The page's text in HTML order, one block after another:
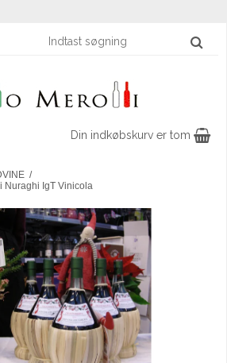
Din indkøbskurv er tom
/
Nuraghi IgT Vinicola